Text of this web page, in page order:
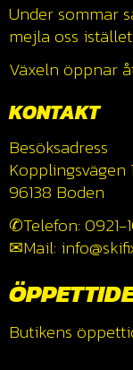
Under sommar
mejla oss
Växeln öppnar
KONTAKT
Besöksadress
Kopplingsvägen
96138 Boden
✆Telefon: 0921-
✉Mail:
Butikens